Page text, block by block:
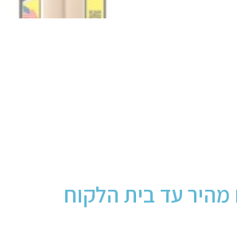
עד בית הלקוח